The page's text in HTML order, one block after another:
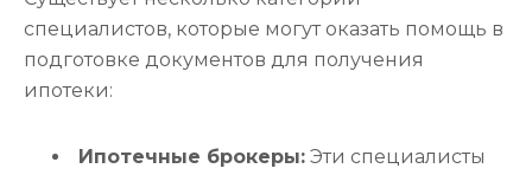
специалистов, которые могут оказать помощь в
подготовке документов для получения
ипотеки:
Ипотечные брокеры: Эти специалисты